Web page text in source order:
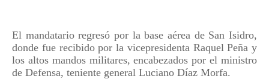
El mandatario regresó por la base aérea de San Isidro,
donde fue recibido por la vicepresidenta Raquel Peña y
los altos mandos militares, encabezados por el ministro
de Defensa, teniente general Luciano Díaz Morfa.